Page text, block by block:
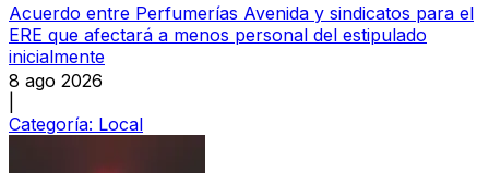
Acuerdo entre Perfumerías Avenida y sindicatos para el
ERE que afectará a menos personal del estipulado
inicialmente
8 ago 2026
Categoría: Local